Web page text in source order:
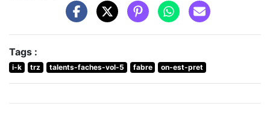
Tags :
i-k trz talents-faches-vol-5 fabre on-est-pret